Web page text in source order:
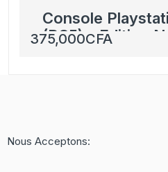
Console
(PS5) – Edition
375,000CFA
Nous Acceptons: